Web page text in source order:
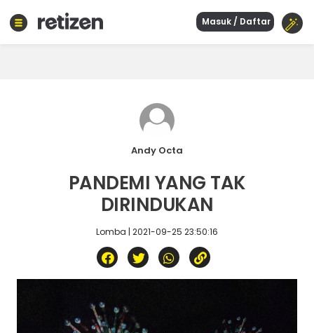
Masuk / Daftar
Andy Octa
PANDEMI YANG TAK
DIRINDUKAN
Lomba | 2021-09-25 23:50:16